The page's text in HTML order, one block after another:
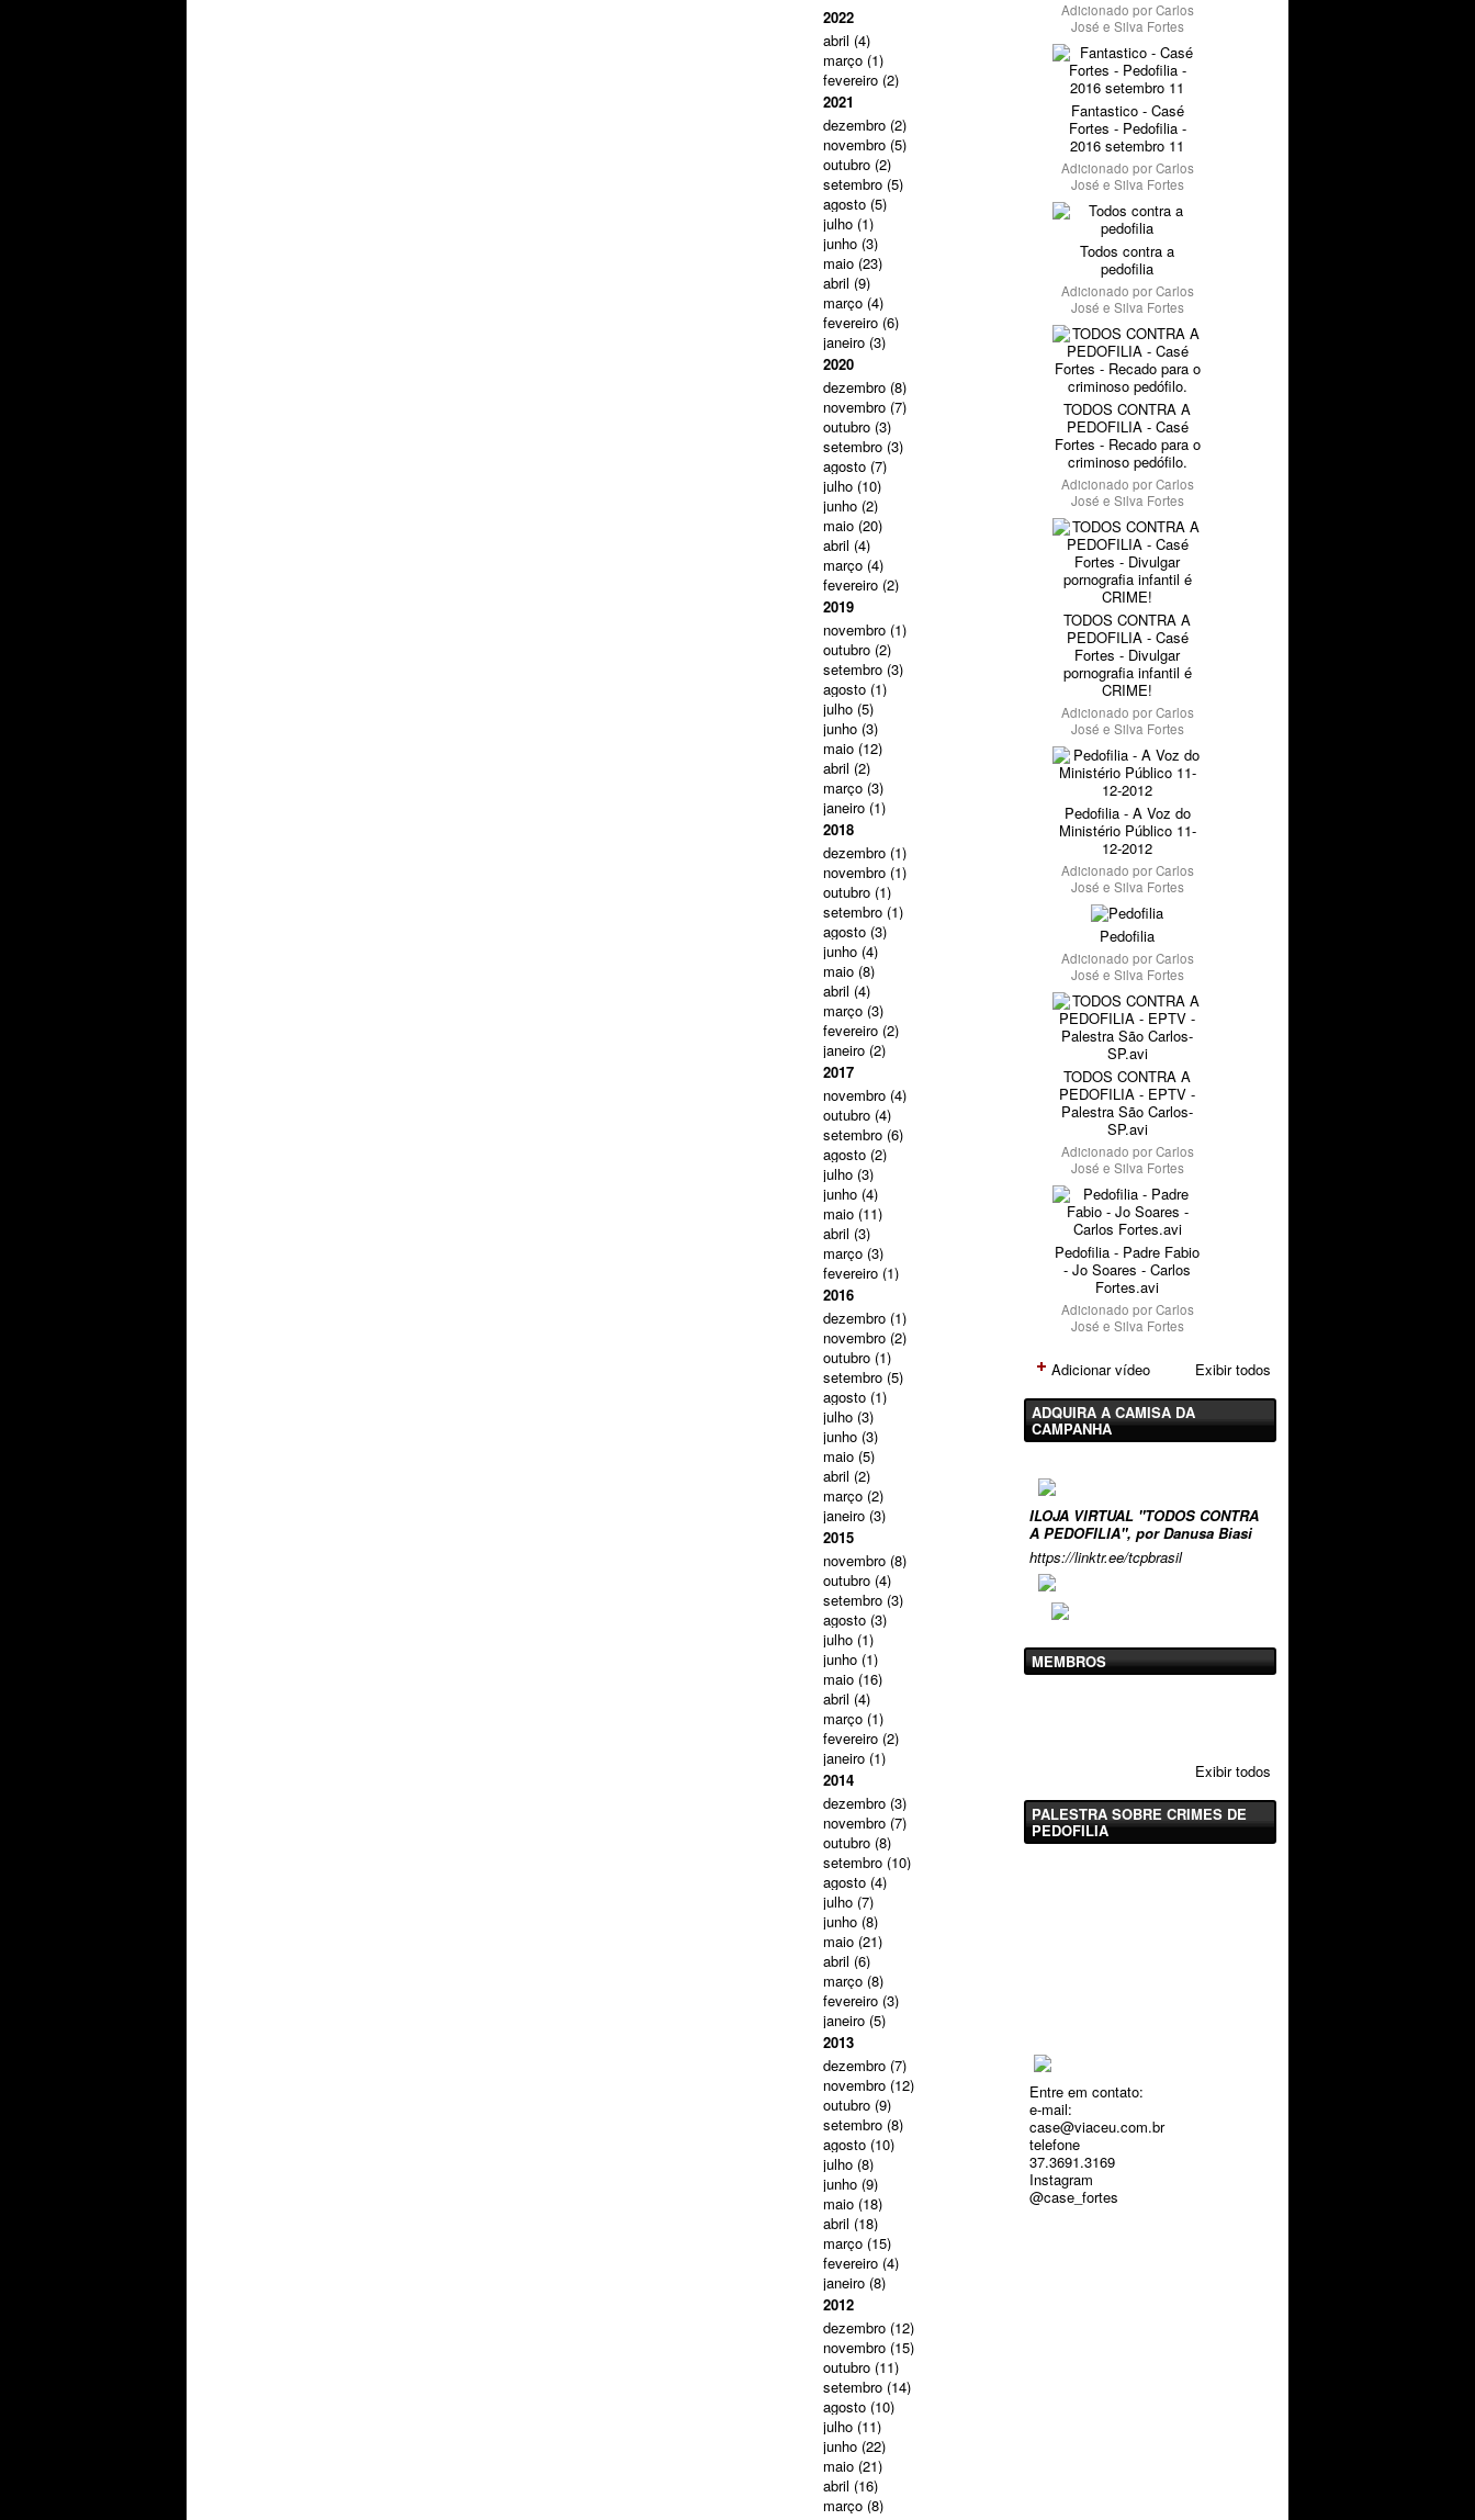
2022
abril (4)
março (1)
fevereiro (2)
2021
dezembro (2)
novembro (5)
outubro (2)
setembro (5)
agosto (5)
julho (1)
junho (3)
maio (23)
abril (9)
março (4)
fevereiro (6)
janeiro (3)
2020
dezembro (8)
novembro (7)
outubro (3)
setembro (3)
agosto (7)
julho (10)
junho (2)
maio (20)
abril (4)
março (4)
fevereiro (2)
2019
novembro (1)
outubro (2)
setembro (3)
agosto (1)
julho (5)
junho (3)
maio (12)
abril (2)
março (3)
janeiro (1)
2018
dezembro (1)
novembro (1)
outubro (1)
setembro (1)
agosto (3)
junho (4)
maio (8)
abril (4)
março (3)
fevereiro (2)
janeiro (2)
2017
novembro (4)
outubro (4)
setembro (6)
agosto (2)
julho (3)
junho (4)
maio (11)
abril (3)
março (3)
fevereiro (1)
2016
dezembro (1)
novembro (2)
outubro (1)
setembro (5)
agosto (1)
julho (3)
junho (3)
maio (5)
abril (2)
março (2)
janeiro (3)
2015
novembro (8)
outubro (4)
setembro (3)
agosto (3)
julho (1)
junho (1)
maio (16)
abril (4)
março (1)
fevereiro (2)
janeiro (1)
2014
dezembro (3)
novembro (7)
outubro (8)
setembro (10)
agosto (4)
julho (7)
junho (8)
maio (21)
abril (6)
março (8)
fevereiro (3)
janeiro (5)
2013
dezembro (7)
novembro (12)
outubro (9)
setembro (8)
agosto (10)
julho (8)
junho (9)
maio (18)
abril (18)
março (15)
fevereiro (4)
janeiro (8)
2012
dezembro (12)
novembro (15)
outubro (11)
setembro (14)
agosto (10)
julho (11)
junho (22)
maio (21)
abril (16)
março (8)
Adicionado porCarlos
José e Silva Fortes
Fantastico - Casé
Fortes - Pedofilia -
2016 setembro 11
Adicionado porCarlos
José e Silva Fortes
Todos contra a
pedofilia
Adicionado porCarlos
José e Silva Fortes
TODOS CONTRA A
PEDOFILIA - Casé
Fortes - Recado para o
criminoso pedófilo.
Adicionado porCarlos
José e Silva Fortes
TODOS CONTRA A
PEDOFILIA - Casé
Fortes - Divulgar
pornografia infantil é
CRIME!
Adicionado porCarlos
José e Silva Fortes
Pedofilia - A Voz do
Ministério Público 11-
12-2012
Adicionado porCarlos
José e Silva Fortes
Pedofilia
Adicionado porCarlos
José e Silva Fortes
TODOS CONTRA A
PEDOFILIA - EPTV -
Palestra São Carlos-
SP.avi
Adicionado porCarlos
José e Silva Fortes
Pedofilia - Padre Fabio
- Jo Soares - Carlos
Fortes.avi
Adicionado porCarlos
José e Silva Fortes
Adicionar vídeo Exibir todos
ADQUIRA A CAMISA DA
CAMPANHA
ILOJA VIRTUAL "TODOS CONTRA
A PEDOFILIA", por Danusa Biasi
https://linktr.ee/tcpbrasil
MEMBROS
Exibir todos
PALESTRA SOBRE CRIMES DE
PEDOFILIA
Entre em contato:
e-mail:
case@viaceu.com.br
telefone
37.3691.3169
Instagram
@case_fortes